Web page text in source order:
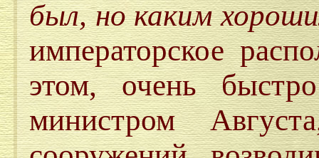
был, но каким
императорское
этом, очень
министром